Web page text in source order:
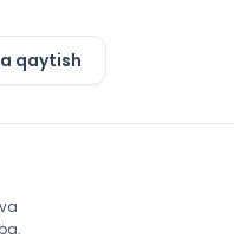
qaytish